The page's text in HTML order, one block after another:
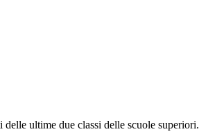
delle ultime due classi delle scuole superiori.